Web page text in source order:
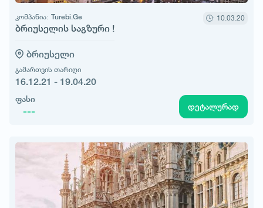
კომპანია: Turebi.Ge
ბრიუსელის საგზური !
10.03.20
ბრიუსელი
გამართვის თარიღი
16.12.21 - 19.04.20
ფასი
--- დეტალურად